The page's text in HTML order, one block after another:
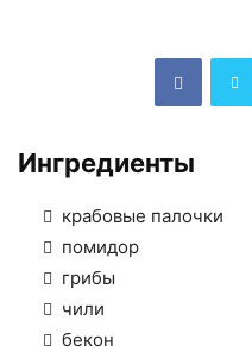
Ингредиенты
крабовые палочки
помидор
грибы
чили
бекон